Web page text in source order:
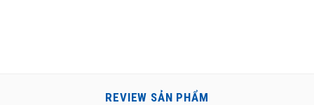
REVIEW SẢN PHẨM